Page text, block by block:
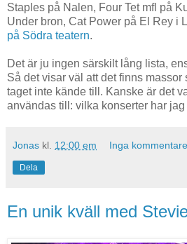
Staples på Nalen, Four Tet mfl på
Under bron, Cat Power på El Rey i
på Södra teatern.
Det är ju ingen särskilt lång lista,
Så det visar väl att det finns massor
taget inte kände till. Kanske är det
användas till: vilka konserter har
Jonas kl. 12:00 em Inga
Dela
En unik kväll med